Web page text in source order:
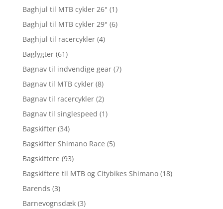
Baghjul til MTB cykler 26" (1)
Baghjul til MTB cykler 29" (6)
Baghjul til racercykler (4)
Baglygter (61)
Bagnav til indvendige gear (7)
Bagnav til MTB cykler (8)
Bagnav til racercykler (2)
Bagnav til singlespeed (1)
Bagskifter (34)
Bagskifter Shimano Race (5)
Bagskiftere (93)
Bagskiftere til MTB og Citybikes Shimano (18)
Barends (3)
Barnevognsdæk (3)